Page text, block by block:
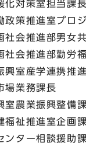
化対策室担当課長
政策推進室プロ
社会推進部男女
社会推進部勤労
興室産学連携推
場業務課長
室農業振興整備
福祉推進室企画
ンター相談援助